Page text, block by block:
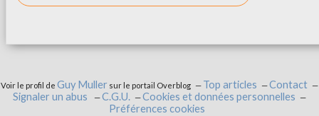
Voir le profil de Guy Muller sur le portail Overblog Top articles
Contact
Signaler un abus
C.G.U.
Cookies et données personnelles
Préférences cookies